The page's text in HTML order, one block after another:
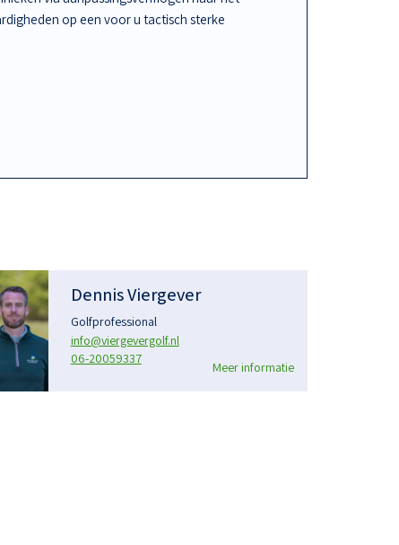
op een voor u tactisch sterke
Dennis Viergever
Golfprofessional
info@viergevergolf.nl
06-20059337
Meer informatie